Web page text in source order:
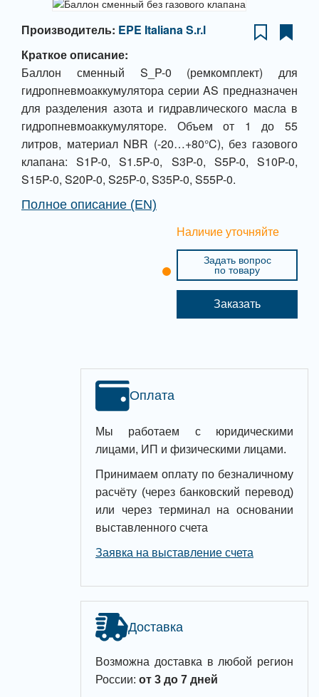
Производитель: EPE Italiana S.r.l
Краткое описание:
Баллон сменный S_P-0 (ремкомплект) для
гидропневмоаккумулятора серии AS предназначен
для разделения азота и гидравлического масла в
гидропневмоаккумуляторе. Объем от 1 до 55
литров, материал NBR (-20…+80°C), без газового
клапана: S1P-0, S1.5P-0, S3P-0, S5P-0, S10P-0,
S15P-0, S20P-0, S25P-0, S35P-0, S55P-0.
Полное описание (EN)
Наличие уточняйте
Задать вопрос
по товару
Заказать
Оплата
Мы работаем с юридическими
лицами, ИП и физическими лицами.
Принимаем оплату по безналичному
расчёту (через банковский перевод)
или через терминал на основании
выставленного счета
Заявка на выставление счета
Доставка
Возможна доставка в любой регион
России: от 3 до 7 дней